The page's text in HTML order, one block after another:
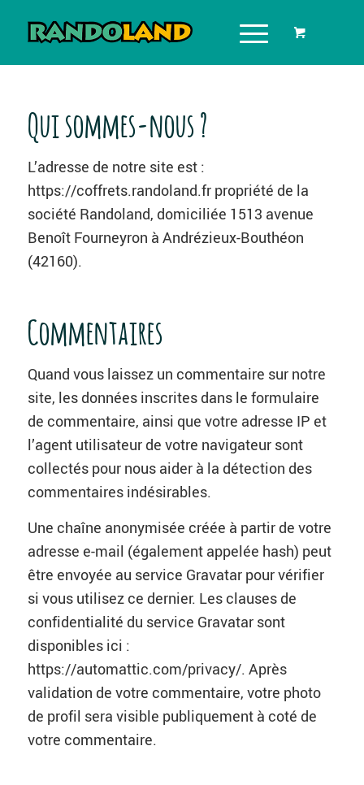
Qui sommes-nous ?
L’adresse de notre site est :
https://coffrets.randoland.fr propriété de la
société Randoland, domiciliée 1513 avenue
Benoît Fourneyron à Andrézieux-Bouthéon
(42160).
Commentaires
Quand vous laissez un commentaire sur notre
site, les données inscrites dans le formulaire
de commentaire, ainsi que votre adresse IP et
l’agent utilisateur de votre navigateur sont
collectés pour nous aider à la détection des
commentaires indésirables.
Une chaîne anonymisée créée à partir de votre
adresse e-mail (également appelée hash) peut
être envoyée au service Gravatar pour vérifier
si vous utilisez ce dernier. Les clauses de
confidentialité du service Gravatar sont
disponibles ici :
https://automattic.com/privacy/. Après
validation de votre commentaire, votre photo
de profil sera visible publiquement à coté de
votre commentaire.